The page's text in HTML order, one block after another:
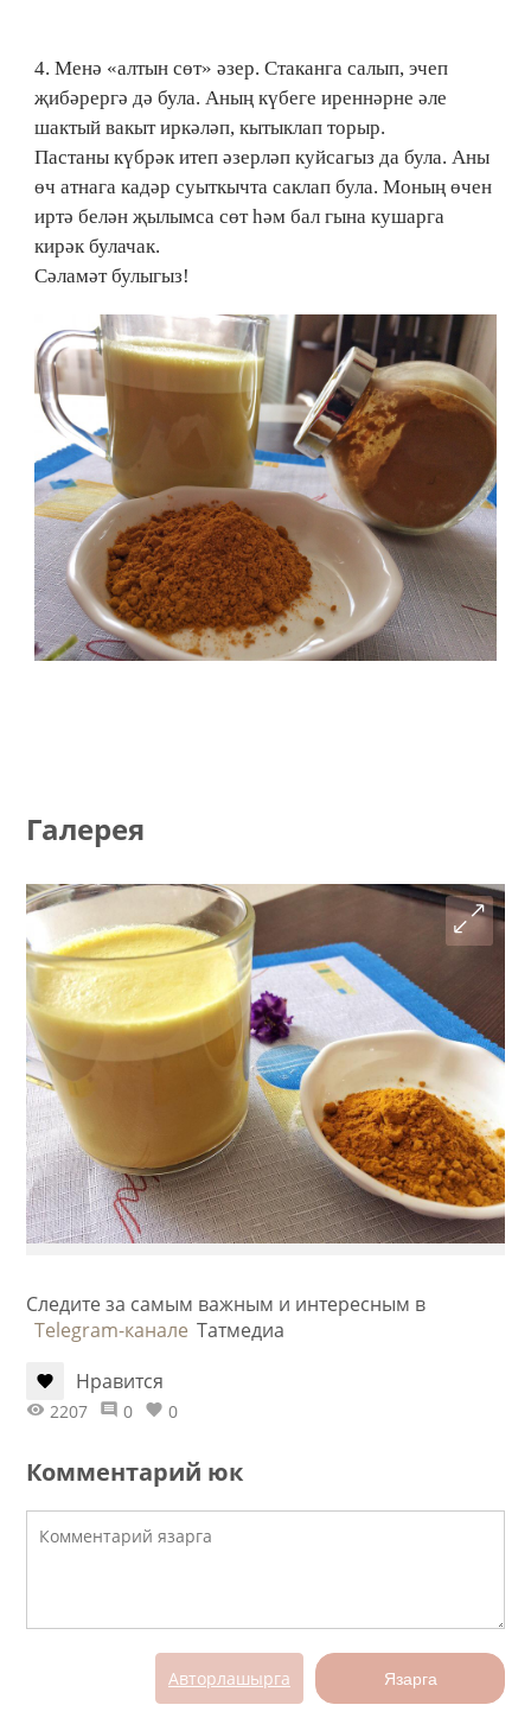
4. Менә «алтын сөт» әзер. Стаканга салып, эчеп
җибәрергә дә була. Аның күбеге иреннәрне әле
шактый вакыт иркәләп, кытыклап торыр.
Пастаны күбрәк итеп әзерләп куйсагыз да була. Аны
өч атнага кадәр суыткычта саклап була. Моның өчен
иртә белән җылымса сөт һәм бал гына кушарга
кирәк булачак.
Сәламәт булыгыз!
Галерея
Следите за самым важным и интересным в
Telegram-канале Татмедиа
Нравится
2207 0 0
Комментарий юк
Авторлашырга Язарга